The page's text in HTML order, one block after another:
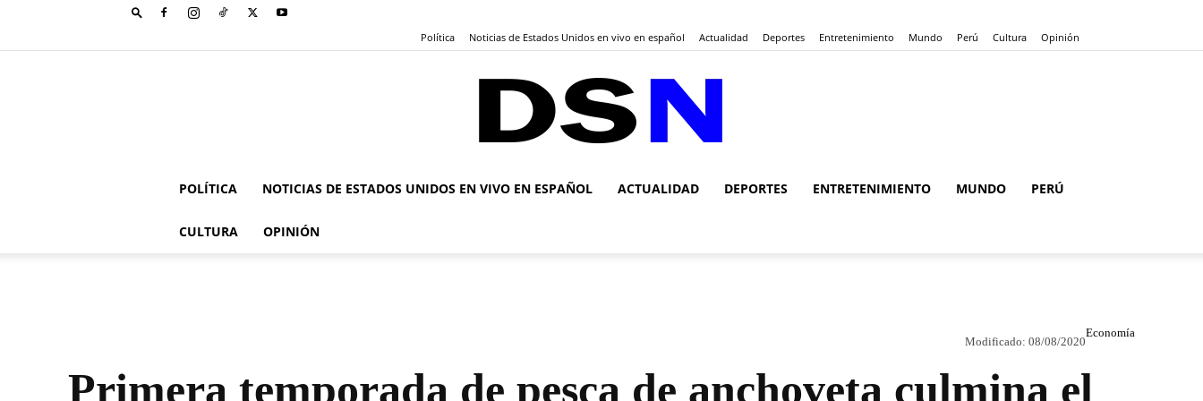
Política Noticias de Estados Unidos en vivo en español Actualidad Deportes Entretenimiento Mundo Perú Cultura Opinión
POLÍTICA NOTICIAS DE ESTADOS UNIDOS EN VIVO EN ESPAÑOL ACTUALIDAD DEPORTES ENTRETENIMIENTO MUNDO PERÚ
CULTURA OPINIÓN
Economía
Modificado: 08/08/2020
Primera temporada de pesca de anchoveta culmina el